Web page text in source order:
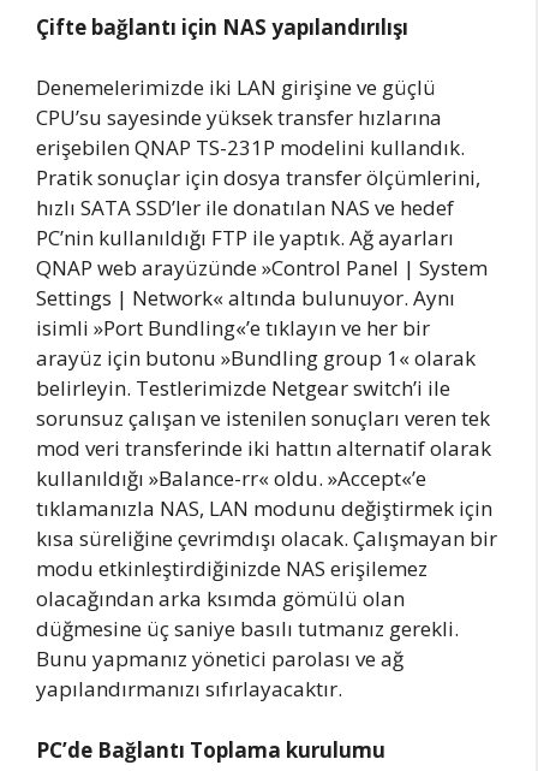
Çifte bağlantı için NAS yapılandırılışı
Denemelerimizde iki LAN girişine ve güçlü
CPU’su sayesinde yüksek transfer hızlarına
erişebilen QNAP TS-231P modelini kullandık.
Pratik sonuçlar için dosya transfer ölçümlerini,
hızlı SATA SSD’ler ile donatılan NAS ve hedef
PC’nin kullanıldığı FTP ile yaptık. Ağ ayarları
QNAP web arayüzünde »Control Panel | System
Settings | Network« altında bulunuyor. Aynı
isimli »Port Bundling«’e tıklayın ve her bir
arayüz için butonu »Bundling group 1« olarak
belirleyin. Testlerimizde Netgear switch’i ile
sorunsuz çalışan ve istenilen sonuçları veren tek
mod veri transferinde iki hattın alternatif olarak
kullanıldığı »Balance-rr« oldu. »Accept«’e
tıklamanızla NAS, LAN modunu değiştirmek için
kısa süreliğine çevrimdışı olacak. Çalışmayan bir
modu etkinleştirdiğinizde NAS erişilemez
olacağından arka ksımda gömülü olan
düğmesine üç saniye basılı tutmanız gerekli.
Bunu yapmanız yönetici parolası ve ağ
yapılandırmanızı sıfırlayacaktır.
PC’de Bağlantı Toplama kurulumu